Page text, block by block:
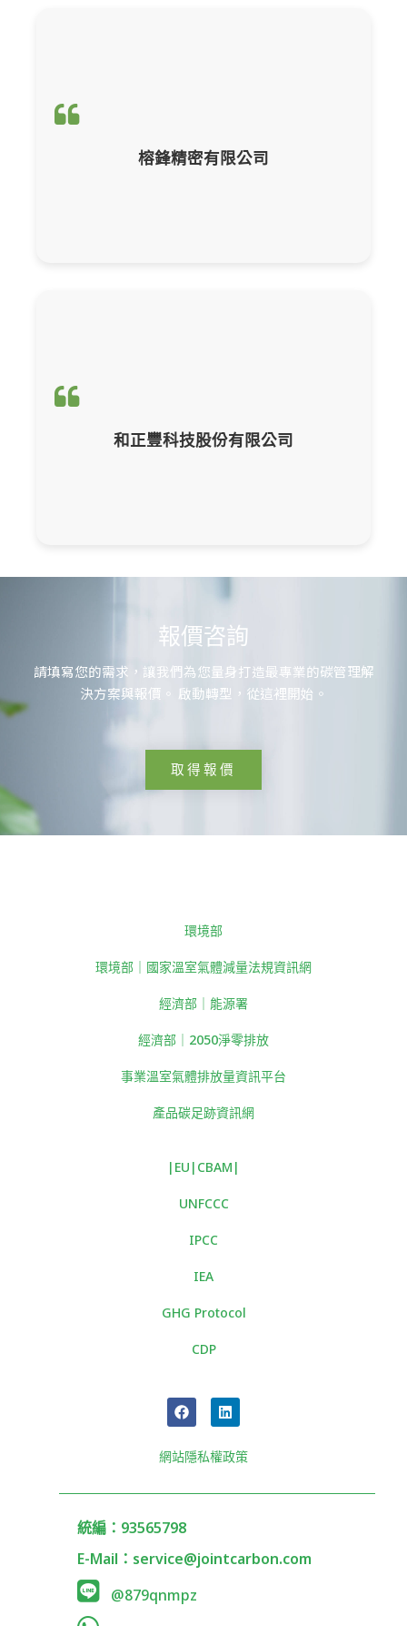
榕鋒精密有限公司
ISO 14064-1 組織碳盤查報
和正豐科技股份有限公司
ISO 14064-1 組織碳盤查報
報價咨詢
請填寫您的需求，讓我們為您量身打造最專業的碳管理解
決方案與報價。 啟動轉型，從這裡開始。
取得報價
環境部
環境部｜國家溫室氣體減量法規資訊網
經濟部｜能源署
經濟部｜2050淨零排放
事業溫室氣體排放量資訊平台
產品碳足跡資訊網
|EU|CBAM|
UNFCCC
IPCC
IEA
GHG Protocol
CDP
F
a
c
b
o
k
L
i
n
e
d
n
網站隱私權政策
統編：93565798
E-Mail：service@jointcarbon.com
@879qnmpz